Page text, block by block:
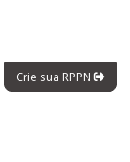
Crie sua RPPN